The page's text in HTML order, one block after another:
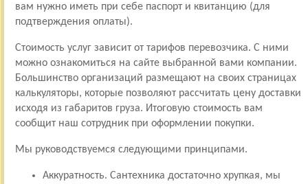
вам нужно иметь при себе паспорт и квитанцию (для
подтверждения оплаты).
Стоимость услуг зависит от тарифов перевозчика. С ними
можно ознакомиться на сайте выбранной вами компании.
Большинство организаций размещают на своих страницах
калькуляторы, которые позволяют рассчитать цену доставки
исходя из габаритов груза. Итоговую стоимость вам
сообщит наш сотрудник при оформлении покупки.
Мы руководствуемся следующими принципами.
Аккуратность. Сантехника достаточно хрупкая, мы